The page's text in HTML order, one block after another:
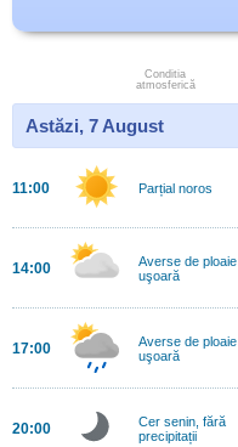
Conditia
atmosferică
Astăzi, 7 August
11:00 Parțial noros
14:00
Averse de ploaie
uşoară
17:00
Averse de ploaie
uşoară
20:00
Cer senin, fără
precipitații